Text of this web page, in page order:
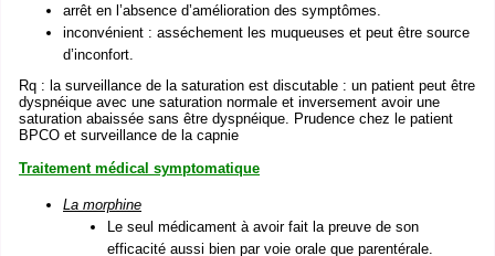
arrêt en l’absence d’amélioration des symptômes.
inconvénient : asséchement les muqueuses et peut être source
d’inconfort.
Rq : la surveillance de la saturation est discutable : un patient peut être
dyspnéique avec une saturation normale et inversement avoir une
saturation abaissée sans être dyspnéique. Prudence chez le patient
BPCO et surveillance de la capnie
Traitement médical symptomatique
La morphine
Le seul médicament à avoir fait la preuve de son
efficacité aussi bien par voie orale que parentérale.